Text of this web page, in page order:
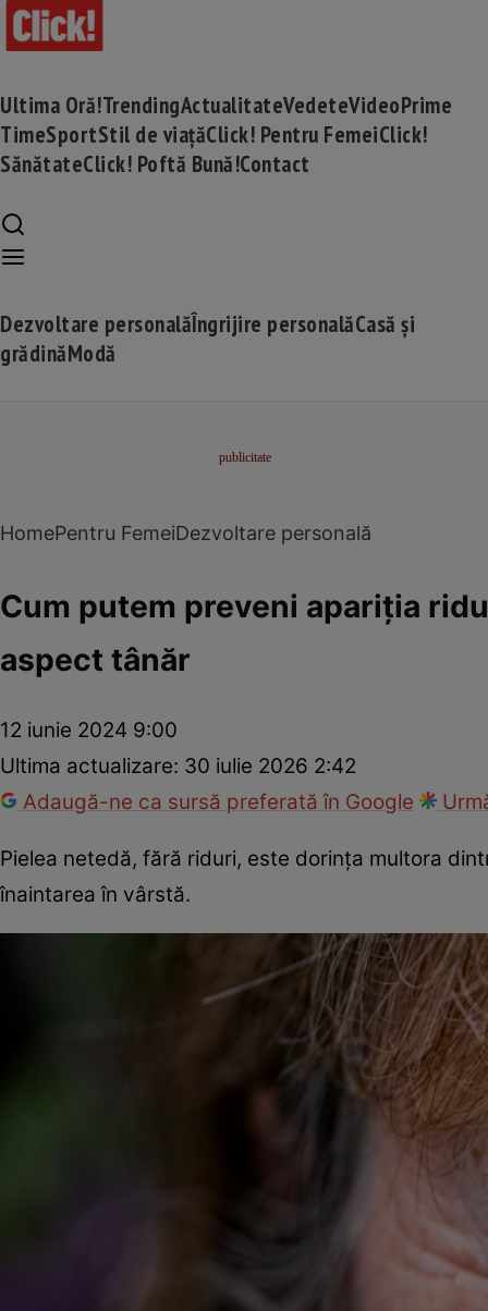
Ultima Oră!TrendingActualitateVedeteVideoPrime
TimeSportStil de viațăClick! Pentru FemeiClick!
SănătateClick! Poftă Bună!Contact
Dezvoltare personalăÎngrijire personalăCasă și
grădinăModă
HomePentru FemeiDezvoltare personală
Cum putem preveni apariția
aspect tânăr
12 iunie 2024 9:00
Ultima actualizare: 30 iulie 2026 2:42
Adaugă-ne ca sursă preferată în Google
Pielea netedă, fără riduri, este dorința multora
înaintarea în vârstă.